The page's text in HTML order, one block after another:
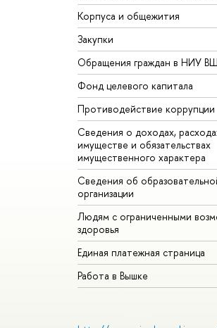
Корпуса и общежития
Закупки
Обращения граждан в НИУ
Фонд целевого капитала
Противодействие коррупции
Сведения о доходах,
имуществе и обязательствах
имущественного характера
Сведения об
организации
Людям с ограниченными
здоровья
Единая платежная страница
Работа в Вышке